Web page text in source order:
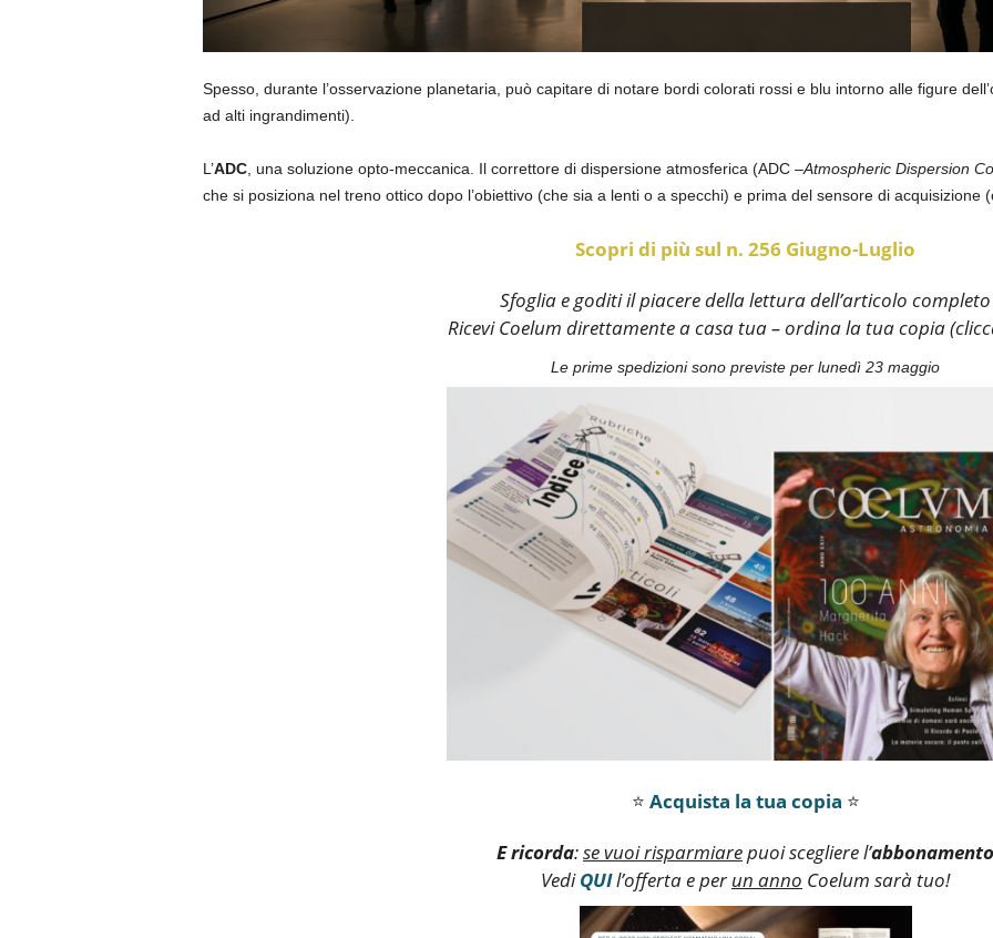
Spesso, durante l’osservazione planetaria, può capitare di notare bordi colorati rossi e blu intorno alle figure
ad alti ingrandimenti).
L’ADC, una soluzione opto-meccanica. Il correttore di dispersione atmosferica (ADC –Atmospheric Dispersion
che si posiziona nel treno ottico dopo l’obiettivo (che sia a lenti o a specchi) e prima del sensore di acquisizione
Scopri di più sul n. 256 Giugno-Luglio
Sfoglia e goditi il piacere della lettura dell’articolo completo
Ricevi Coelum direttamente a casa tua – ordina la tua copia
Le prime spedizioni sono previste per lunedì 23 maggio
⭐ Acquista la tua copia ⭐
E ricorda:se vuoi risparmiarepuoi scegliere l’abbonamento
VediQUIl’offerta e perun anno Coelum sarà tuo!